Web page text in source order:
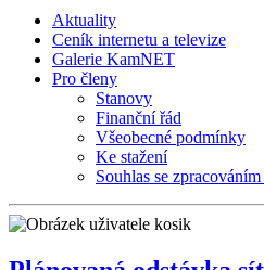
Aktuality
Ceník internetu a televize
Galerie KamNET
Pro členy
Stanovy
Finanční řád
Všeobecné podmínky
Ke stažení
Souhlas se